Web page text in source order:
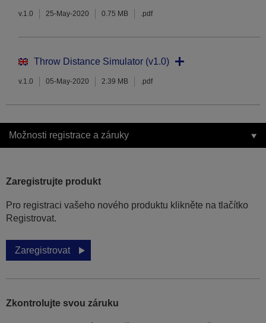
v.1.0 25-May-2020 0.75 MB .pdf
Throw Distance Simulator (v1.0)
v.1.0 05-May-2020 2.39 MB .pdf
Možnosti registrace a záruky
Zaregistrujte produkt
Pro registraci vašeho nového produktu klikněte na tlačítko
Registrovat.
Zaregistrovat
Zkontrolujte svou záruku